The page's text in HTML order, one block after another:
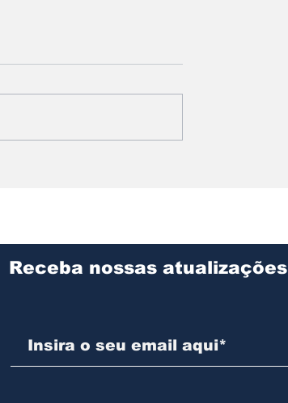
Assis
Receba nossas atualizações